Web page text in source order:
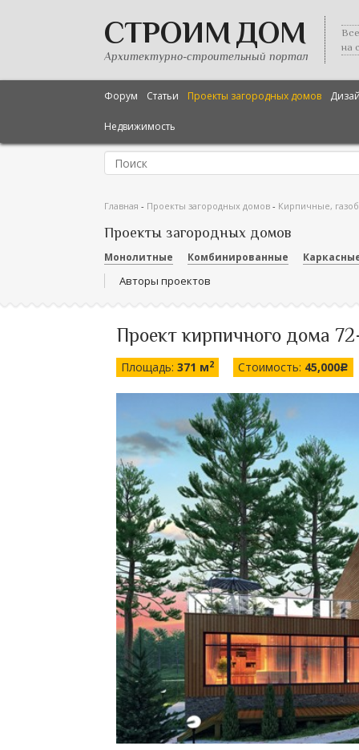
СТРОИМ ДОМ
Архитектурно-строительный портал
на
Форум Статьи Проекты загородных домов
Недвижимость
Главная - Проекты загородных домов - Кирпичные,
Проекты загородных домов
Монолитные Комбинированные
Авторы проектов
Проект кирпичного дома
Площадь: 371 м2 Стоимость: 45,000c